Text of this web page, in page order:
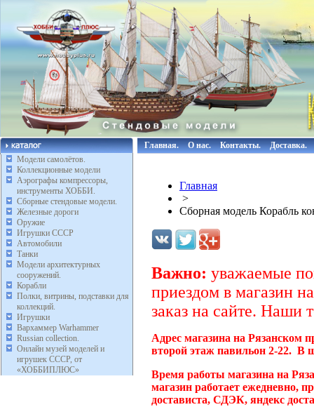
Модели самолётов.
Коллекционные модели
Аэрографы компрессоры,
инструменты ХОББИ.
Сборные стендовые модели.
Железные дороги
Оружие
Игрушки СССР
Автомобили
Танки
Модели архитектурных
сооружений.
Корабли
Полки, витрины, подставки для
коллекций.
Игрушки
Вархаммер Warhammer
Russian collection.
Онлайн музей моделей и
игрушек СССР, от
«ХОББИПЛЮС»
Главная. О нас. Контакты. Доставка.
Главная
>
Сборная модель Корабль
Важно: уважаемые
приездом в магазин
заказ на сайте. Наши
Адрес магазина на Рязанском
второй этаж павильон 2-22. В
Время работы магазина на
магазин работает ежедневно,
достависта, СДЭК, яндекс